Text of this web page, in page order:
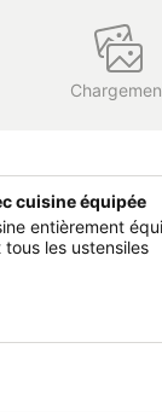
cuisine équipée
entièrement
les ustensiles